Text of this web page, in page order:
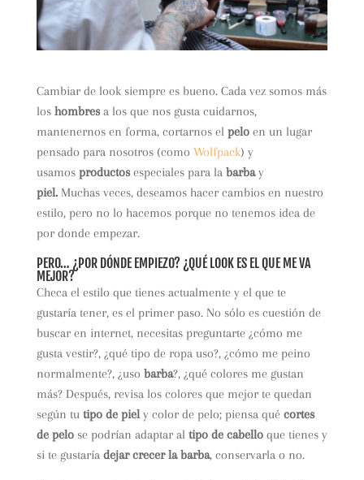
Cambiar de look siempre es bueno. Cada vez somos más
los hombresa los que nos gusta cuidarnos,
mantenernos en forma, cortarnos el peloen un lugar
pensado para nosotros (como Wolfpack) y
usamos productosespeciales para la barbay
piel.Muchas veces, deseamos hacer cambios en nuestro
estilo, pero no lo hacemos porque no tenemos idea de
por donde empezar.
PERO… ¿POR DÓNDE EMPIEZO? ¿QUÉ LOOK ES EL QUE ME VA
MEJOR?
Checa el estilo que tienes actualmente y el que te
gustaría tener, es el primer paso. No sólo es cuestión de
buscar en internet, necesitas preguntarte ¿cómo me
gusta vestir?, ¿qué tipo de ropa uso?, ¿cómo me peino
normalmente?, ¿uso barba?, ¿qué colores me gustan
más? Después, revisa los colores que mejor te quedan
según tu tipo de piely color de pelo; piensa qué cortes
de pelose podrían adaptar al tipo de cabelloque tienes y
si te gustaría dejar crecer la barba, conservarla o no.